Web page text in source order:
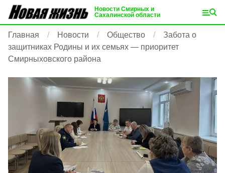
Новости Смирных и
Сахалинской области
Главная Новости Общество
Забота о
защитниках Родины и их семьях — приоритет
Смирныховского района